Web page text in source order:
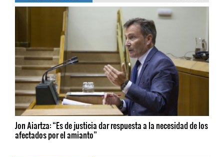
Jon Aiartza: “Es de justicia dar respuesta a la necesidad de los
afectados por el amianto”